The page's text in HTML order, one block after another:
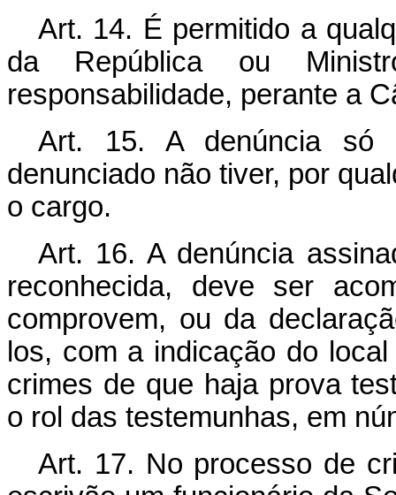
Art. 14. É permitido a
da República ou
responsabilidade, perante a
Art. 15. A denúncia só
denunciado não tiver, por
o cargo.
Art. 16. A denúncia
reconhecida, deve ser
comprovem, ou da
los, com a indicação do
crimes de que haja prova
o rol das testemunhas, em
Art. 17. No processo de